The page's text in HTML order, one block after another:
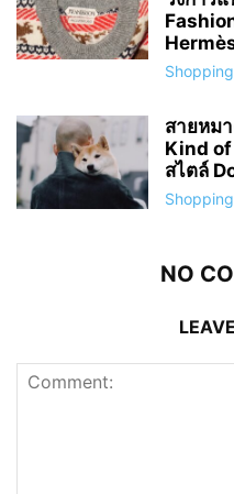
สายหม
Kind
สไตล์
NO